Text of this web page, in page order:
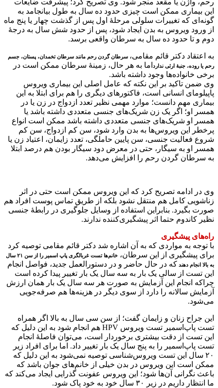
رحم، واژن یا مقعد منجر شود. وی تصریح کرد؛ پیشرفت ضایعات
این بیماری ممکن است چیزی حدود ده سال به طول بیانجامد به
گونه‌ای که تغییرات سلولی مرحلهٔ اول پس از گذشت چهار یا پنج ماه
از ورود ویروس به بدن ایجاد شود، پس از حدود شش سال به درجهٔ
دوم و تا حدود ده سال به سرطان واقعی برسد.
به اعتقاد دکتر قائم مقامی، سرطان گردن رحم مانند سرطان تخمدان، پستان، جسم
رحم یا روده، جنبهٔ ارثی ندارد اما به هر حال، زمینهٔ سرطان ممکن است در
برخی خانواده‌ها وجود داشته باشد.
وی ضمن تاکید بر این نکته که عامل اصلی این بیماری ویروس
پاپیلومای انسانی است، فاکتورهای دیگری را هم برای ابتلا به این
بیماری مهم دانست؛ موارد مهمی نظیر تعدد ازدواج در زن یا در
همسر او؛ اگر یک زن شریک‌های جنسی متعددی داشته باشد یا
همسر او شریک‌های جنسی متعددی داشته باشد ممکن است انواع
پرخطر این ویروس‌ها به بدن وارد شود، سن کم ازدواج، سن کم
شروع فعالیت جنسی، سن پایین حاملگی، تعدد زایمان، اعتیاد زن یا
همسر او به سیگار، حتی در معرض دود سیگار بودن هم درصد ابتلا
به سرطان گردن رحم را افزایش می‌دهد.
وی در ادامه تصریح کرد که این ویروس ممکن است حتی در اثر
زناشویی کامل هم منتقل نشود بلکه از طریق تماس پوست افراد هم
صورت بگیرد. بنابراین استفاده از وسایل جلوگیری در رابطهٔ جنسی
نظیر کاندوم حتما اثر پیشگیری‌کننده ندارند.
راه‌های پیشگیری
با توجه به مواردی که به آن اشاره شد دکتر قائم مقامی توصیه کرد
برای پیشگیری از این سرطان،
خانم‌ها تست غربالگری پاپ اسمیر را از سن ۲۱ سال
به بالا انجام دهند که در حال حاضر و در دستورالعمل جدید، فواصل انجام
این تست از سالی یک بار به سه سال یک بار تغییر پیدا کرده است
چراکه انجام این آزمایش به صورت هر سه سال یک بار‌‌ همان ارزش
آزمایش سالانه را دارد از سوی دیگر در هزینه‌ها هم صرفه‌جویی
می‌شود.
این جراح زنان و زایمان گفت؛ از سن سی سال به بالا اگر همراه
تست پاپ‌اسمیر تست ویروس HPV هم انجام شود به این دلیل که
این تست از دقت بیشتری برخوردار است، می‌توان فاصلهٔ انجام
تست پاپ‌اسمیر را به پنج سال یک بار تغییر داد. اما برای افراد زیر
۲۰ سال این تست ویروس‌شناسی توصیه نمی‌شود به این دلیل که
ممکن است این ویروس در بدن خیلی از خانم‌های جوان باشد که
باعث نگرانی آن‌ها شود؛ این ویروس عفونت گذرایی ایجاد می‌کند که
ما انتظار داریم در زیر ۳۰ سال خود به خود پاک شود.